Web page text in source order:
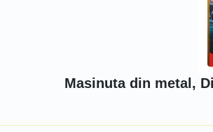
Masinuta din metal,